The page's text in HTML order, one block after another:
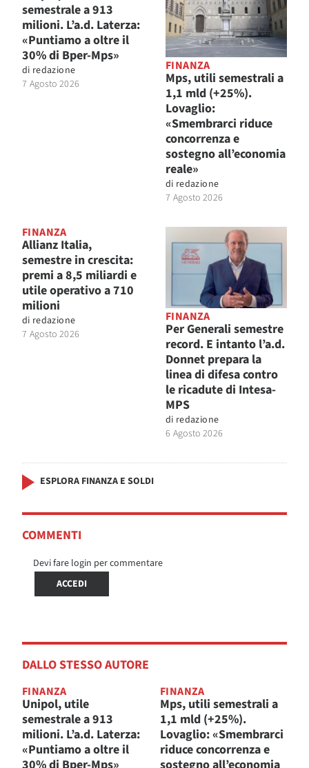
semestrale a 913
milioni. L’a.d. Laterza:
«Puntiamo a oltre il
30% di Bper-Mps»
di redazione
7 Agosto 2026
FINANZA
Mps, utili semestrali a
1,1 mld (+25%).
Lovaglio:
«Smembrarci riduce
concorrenza e
sostegno all’economia
reale»
di redazione
7 Agosto 2026
FINANZA
Allianz Italia,
semestre in crescita:
premi a 8,5 miliardi e
utile operativo a 710
milioni
di redazione
7 Agosto 2026
FINANZA
Per Generali semestre
record. E intanto l’a.d.
Donnet prepara la
linea di difesa contro
le ricadute di Intesa-
MPS
di redazione
6 Agosto 2026
ESPLORA FINANZA E SOLDI
COMMENTI
Devi fare login per commentare
ACCEDI
DALLO STESSO AUTORE
FINANZA
Unipol, utile
semestrale a 913
milioni. L’a.d. Laterza:
«Puntiamo a oltre il
FINANZA
Mps, utili semestrali a
1,1 mld (+25%).
Lovaglio: «Smembrarci
riduce concorrenza e